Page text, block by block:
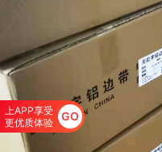
上APP享受
更优质体验
GO